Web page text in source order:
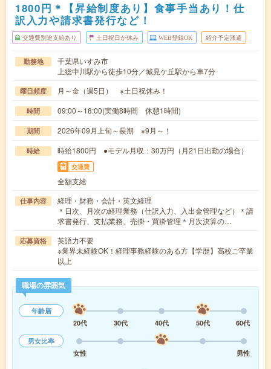
1800円＊【昇給制度あり】食事手当あり！仕
訳入力や請求書発行など！
交通費別途支給あり 土日祝日が休み WEB登録OK 紹介予定派遣
勤務地
千葉県いすみ市
上総中川駅から徒歩10分／城見ケ丘駅から車7分
曜日頻度 月～金（週5日） ※土日祝休み！
時間 09:00～18:00(実働8時間 休憩1時間)
期間 2026年09月上旬～長期 ※9月～！
時給 時給1800円 ●モデル月収：30万円（月21日出勤の場合）
交通費
全額支給
仕事内容
経理・財務・会計・英文経理
＊日次、月次の経理業務（仕訳入力、入出金管理など）＊請
求書発行、支払業務、売掛・買掛管理＊月次決算の…
応募資格
英語力不要
※業界未経験OK！経理事務経験のある方【学歴】高校ご卒業
以上
職場の雰囲気
年齢層
20代
30代 40代 50代
60代
男女比率
女性
男性